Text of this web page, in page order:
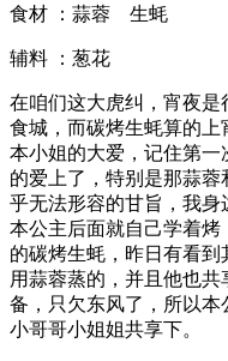
食材 ：蒜蓉 生蚝
辅料 ：葱花
在咱们这大虎纠，宵夜
食城，而碳烤生蚝算的
本小姐的大爱，记住第
的爱上了，特别是那蒜
乎无法形容的甘旨，我身
本公主后面就自己学着
的碳烤生蚝，昨日有看到
用蒜蓉蒸的，并且他也
备，只欠东风了，所以
小哥哥小姐姐共享下。